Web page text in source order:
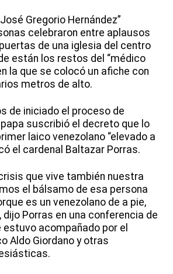
Gregorio Hernández”
celebraron entre aplausos
de una iglesia del centro
están los restos del “médico
la que se colocó un afiche con
metros de alto.
de iniciado el proceso de
suscribió el decreto que lo
laico venezolano “elevado a
el cardenal Baltazar Porras.
que vive también nuestra
el bálsamo de esa persona
es un venezolano de a pie,
dijo Porras en una conferencia de
estuvo acompañado por el
Aldo Giordano y otras